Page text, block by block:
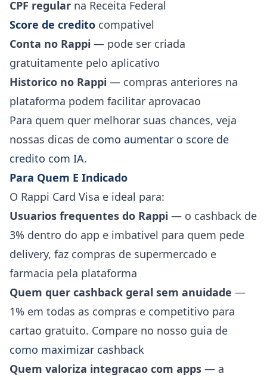
CPF regular na Receita Federal
Score de credito compativel
Conta no Rappi — pode ser criada
gratuitamente pelo aplicativo
Historico no Rappi — compras anteriores na
plataforma podem facilitar aprovacao
Para quem quer melhorar suas chances, veja
nossas dicas de como aumentar o score de
credito com IA.
Para Quem E Indicado
O Rappi Card Visa e ideal para:
Usuarios frequentes do Rappi — o cashback de
3% dentro do app e imbativel para quem pede
delivery, faz compras de supermercado e
farmacia pela plataforma
Quem quer cashback geral sem anuidade —
1% em todas as compras e competitivo para
cartao gratuito. Compare no nosso guia de
como maximizar cashback
Quem valoriza integracao com apps — a